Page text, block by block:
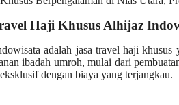
Haji Khusus Alhijaz
adalah jasa travel haji khusus
ibadah umroh, mulai dari
dengan biaya yang terjangkau.